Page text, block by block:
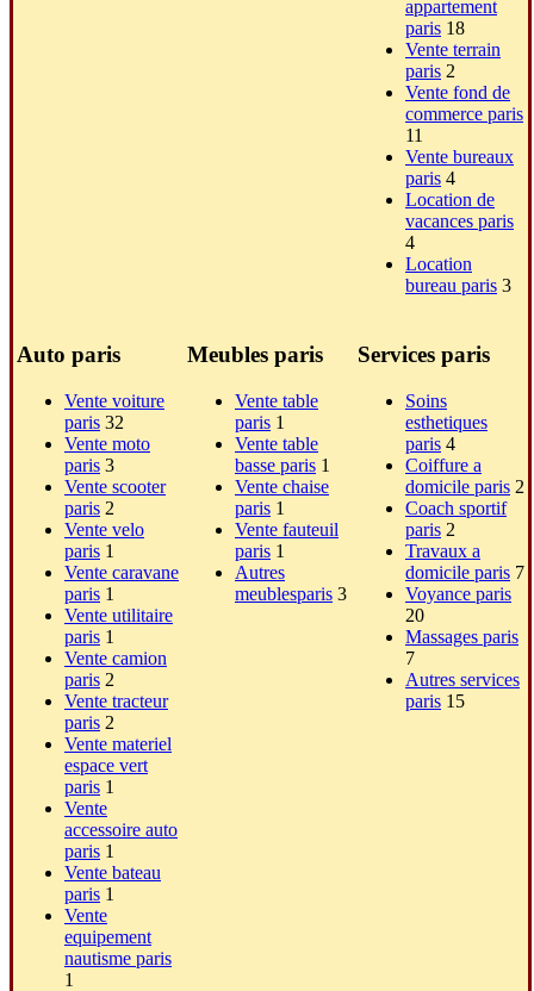
appartement
paris 18
Vente terrain
paris 2
Vente fond de
commerce paris
11
Vente bureaux
paris 4
Location de
vacances paris
4
Location
bureau paris 3
Auto paris
Vente voiture
paris 32
Vente moto
paris 3
Vente scooter
paris 2
Vente velo
paris 1
Vente caravane
paris 1
Vente utilitaire
paris 1
Vente camion
paris 2
Vente tracteur
paris 2
Vente materiel
espace vert
paris 1
Vente
accessoire auto
paris 1
Vente bateau
paris 1
Vente
equipement
nautisme paris
1
Meubles paris
Vente table
paris 1
Vente table
basse paris 1
Vente chaise
paris 1
Vente fauteuil
paris 1
Autres
meublesparis 3
Services paris
Soins
esthetiques
paris 4
Coiffure a
domicile paris 2
Coach sportif
paris 2
Travaux a
domicile paris 7
Voyance paris
20
Massages paris
7
Autres services
paris 15